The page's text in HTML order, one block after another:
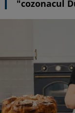
"cozonacul